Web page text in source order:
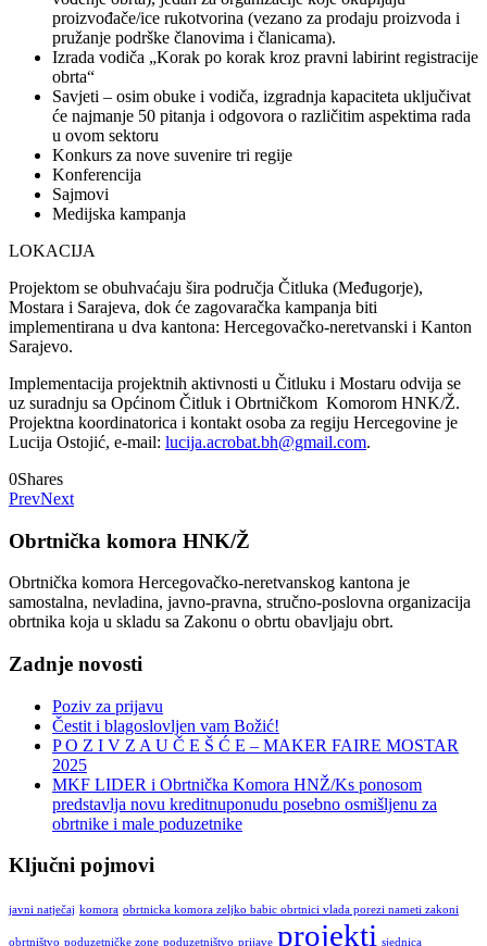
proizvođače/ice rukotvorina (vezano za prodaju proizvoda i
pružanje podrške članovima i članicama).
Izrada vodiča „Korak po korak kroz pravni labirint registracije
obrta“
Savjeti – osim obuke i vodiča, izgradnja kapaciteta uključivat
će najmanje 50 pitanja i odgovora o različitim aspektima rada
u ovom sektoru
Konkurs za nove suvenire tri regije
Konferencija
Sajmovi
Medijska kampanja
LOKACIJA
Projektom se obuhvaćaju šira područja Čitluka (Međugorje),
Mostara i Sarajeva, dok će zagovaračka kampanja biti
implementirana u dva kantona: Hercegovačko-neretvanski i Kanton
Sarajevo.
Implementacija projektnih aktivnosti u Čitluku i Mostaru odvija se
uz suradnju sa Općinom Čitluk i Obrtničkom Komorom HNK/Ž.
Projektna koordinatorica i kontakt osoba za regiju Hercegovine je
Lucija Ostojić, e-mail: lucija.acrobat.bh@gmail.com.
0Shares
PrevNext
Obrtnička komora HNK/Ž
Obrtnička komora Hercegovačko-neretvanskog kantona je
samostalna, nevladina, javno-pravna, stručno-poslovna organizacija
obrtnika koja u skladu sa Zakonu o obrtu obavljaju obrt.
Zadnje novosti
Poziv za prijavu
Čestit i blagoslovljen vam Božić!
P O Z I V Z A U Č E Š Ć E – MAKER FAIRE MOSTAR
2025
MKF LIDER i Obrtnička Komora HNŽ/Ks ponosom
predstavlja novu kreditnuponudu posebno osmišljenu za
obrtnike i male poduzetnike
Ključni pojmovi
javni natječaj komora obrtnicka komora zeljko babic obrtnici vlada porezi nameti zakoni
obrtništvo poduzetničke zone poduzetništvo prijave projekti sjednica